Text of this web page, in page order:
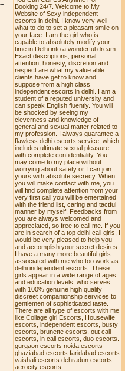
Booking 24/7. Welcome to My
Website of Sexy independent
escorts in delhi. I know very well
what to do to set a pleasant smile on
your face. I am the girl who is
capable to absolutely modify your
time in Delhi into a wonderful dream.
Exact descriptions, personal
attention, honesty, discretion and
respect are what my value able
clients have get to know and
suppose from a high class
independent escorts in delhi. I am a
student of a reputed university and
can speak English fluently. You will
be shocked by seeing my
cleverness and knowledge of
general and sexual matter related to
my profession. I always guarantee a
flawless delhi escorts service, which
includes ultimate sexual pleasure
with complete confidentiality. You
may come to my place without
worrying about safety or I can join
yours with absolute secrecy. When
you will make contact with me, you
will find complete attention from your
very first call you will be entertained
with the friend list, caring and tactful
manner by myself. Feedbacks from
you are always welcomed and
appreciated, so free to call me. If you
are in search of a top delhi call girls, I
would be very pleased to help you
and accomplish your secret desires.
I have a many more beautiful girls
associated with me who too work as
delhi independent escorts. These
girls appear in a wide range of ages
and education levels, who serves
with 100% genuine high quality
discreet companionship services to
gentlemen of sophisticated taste.
There are all type of escorts with me
like Collage girl Escorts, Housewife
escorts, independent escorts, busty
escorts, brunette escorts, out call
escorts, in call escorts, duo escorts.
gurgaon escorts noida escorts
ghaziabad escorts faridabad escorts
vaishali escorts dehradun escorts
aerocity escorts